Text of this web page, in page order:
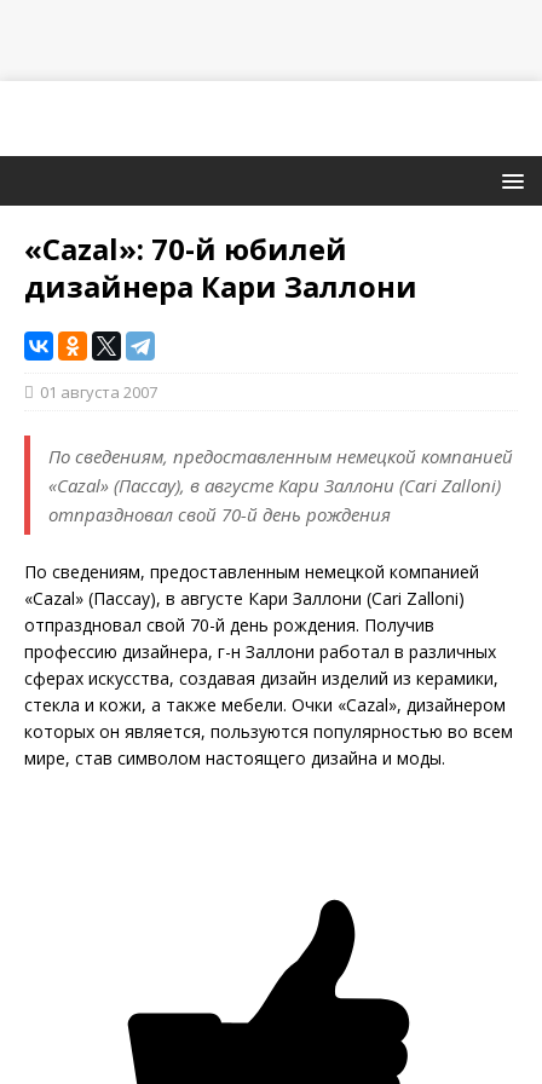
«Cazal»: 70-й юбилей
дизайнера Кари Заллони
01 августа 2007
По сведениям, предоставленным немецкой компанией
«Cazal» (Пассау), в августе Кари Заллони (Cari Zalloni)
отпраздновал свой 70-й день рождения
По сведениям, предоставленным немецкой компанией
«Cazal» (Пассау), в августе Кари Заллони (Cari Zalloni)
отпраздновал свой 70-й день рождения. Получив
профессию дизайнера, г-н Заллони работал в различных
сферах искусства, создавая дизайн изделий из керамики,
стекла и кожи, а также мебели. Очки «Cazal», дизайнером
которых он является, пользуются популярностью во всем
мире, став символом настоящего дизайна и моды.